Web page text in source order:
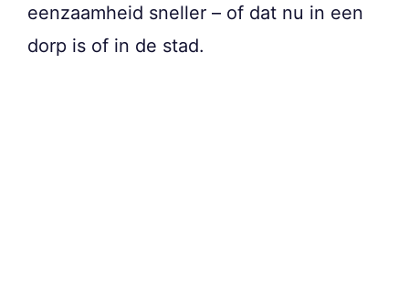
eenzaamheid sneller – of dat nu in een
dorp is of in de stad.